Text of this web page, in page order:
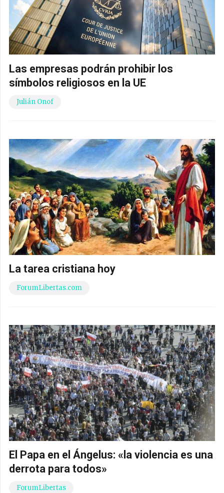
Las empresas podrán prohibir los
símbolos religiosos en la UE
Julián Onof
La tarea cristiana hoy
ForumLibertas.com
El Papa en el Ángelus: «la violencia es una
derrota para todos»
ForumLibertas